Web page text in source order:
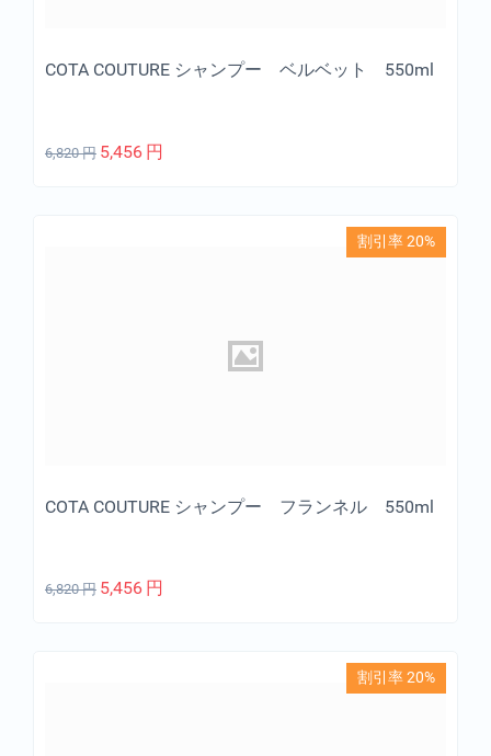
COTA COUTURE シャンプー ベルベット 550ml
6,820 円 5,456 円
割引率 20%
COTA COUTURE シャンプー フランネル 550ml
6,820 円 5,456 円
割引率 20%